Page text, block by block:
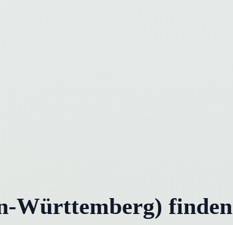
Württemberg) finden